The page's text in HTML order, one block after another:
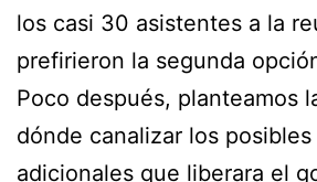
los casi 30 asistentes a la
prefirieron la segunda
Poco después, planteamos
dónde canalizar los
adicionales que liberara el